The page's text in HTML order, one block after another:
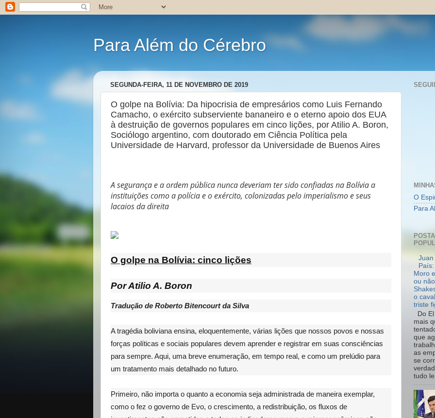
Para Além do Cérebro
SEGUNDA-FEIRA, 11 DE NOVEMBRO DE 2019
O golpe na Bolívia: Da hipocrisia de empresários como Luis Fernando
Camacho, o exército subserviente bananeiro e o eterno apoio dos EUA
à destruição de governos populares em cinco lições, por Atilio A. Boron,
Sociólogo argentino, com doutorado em Ciência Política pela
Universidade de Harvard, professor da Universidade de Buenos Aires
A segurança e a ordem pública nunca deveriam ter sido confiadas na Bolívia a
instituições como a polícia e o exército, colonizadas pelo imperialismo e seus
lacaios da direita
O golpe na Bolívia: cinco lições
Por Atilio A. Boron
Tradução de Roberto Bitencourt da Silva
A tragédia boliviana ensina, eloquentemente, várias lições que nossos povos e nossas
forças políticas e sociais populares devem aprender e registrar em suas consciências
para sempre. Aqui, uma breve enumeração, em tempo real, e como um prelúdio para
um tratamento mais detalhado no futuro.
Primeiro, não importa o quanto a economia seja administrada de maneira exemplar,
como o fez o governo de Evo, o crescimento, a redistribuição, os fluxos de
O
Para
Juan
Moro
ou
o
triste
Do
mais
que
as
se
tudo